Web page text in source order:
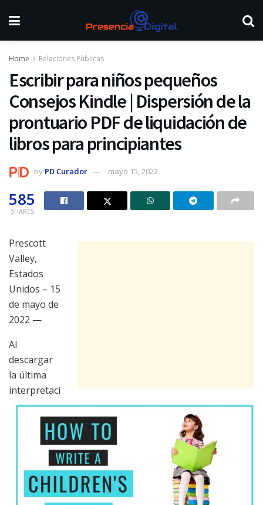
Home Relaciones Pùblicas
Escribir para niños pequeños
Consejos Kindle | Dispersión de la
prontuario PDF de liquidación de
libros para principiantes
by PD Curador mayo 15, 2022
585
SHARES
Prescott
Valley,
Estados
Unidos – 15
de mayo de
2022 —
Al
descargar
la última
interpretaci